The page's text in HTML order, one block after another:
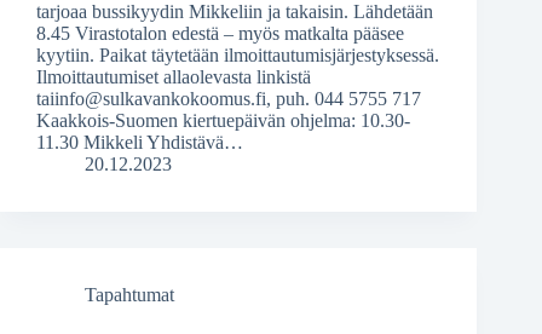
tarjoaa bussikyydin Mikkeliin ja takaisin. Lähdetään
8.45 Virastotalon edestä – myös matkalta pääsee
kyytiin. Paikat täytetään ilmoittautumisjärjestyksessä.
Ilmoittautumiset allaolevasta linkistä
taiinfo@sulkavankokoomus.fi, puh. 044 5755 717
Kaakkois-Suomen kiertuepäivän ohjelma: 10.30-
11.30 Mikkeli Yhdistävä…
20.12.2023
Tapahtumat